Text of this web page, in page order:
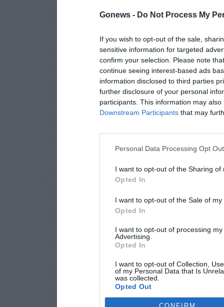
Gonews - Do Not Process My
If you wish to opt-out of the sale,
sensitive information for targeted
confirm your selection. Please note
continue seeing interest-based ads
information disclosed to third parties
further disclosure of your personal
participants. This information may
Downstream Participants that may
Personal Data Processing Opt
I want to opt-out of the Sharing of
Opted In
I want to opt-out of the Sale of
Opted In
I want to opt-out of processing
Advertising.
Opted In
I want to opt-out of Collection,
of my Personal Data that Is
was collected.
Opted Out